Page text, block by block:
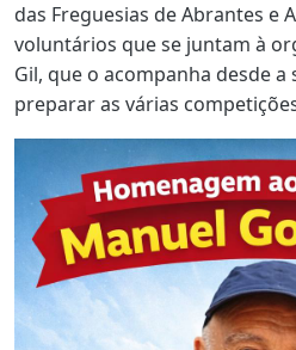
das Freguesias de Abrantes e
voluntários que se juntam à
Gil, que o acompanha desde a
preparar as várias